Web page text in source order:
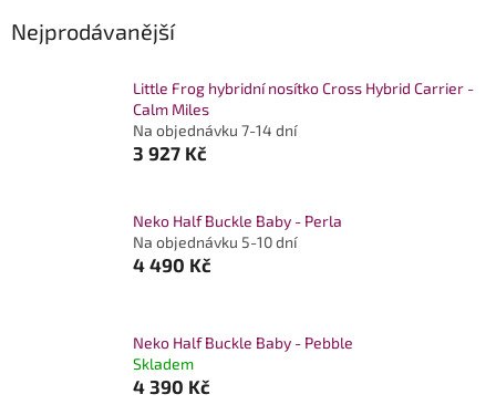
Nejprodávanější
Little Frog hybridní nosítko Cross Hybrid Carrier -
Calm Miles
Na objednávku 7-14 dní
3 927 Kč
Neko Half Buckle Baby - Perla
Na objednávku 5-10 dní
4 490 Kč
Neko Half Buckle Baby - Pebble
Skladem
4 390 Kč